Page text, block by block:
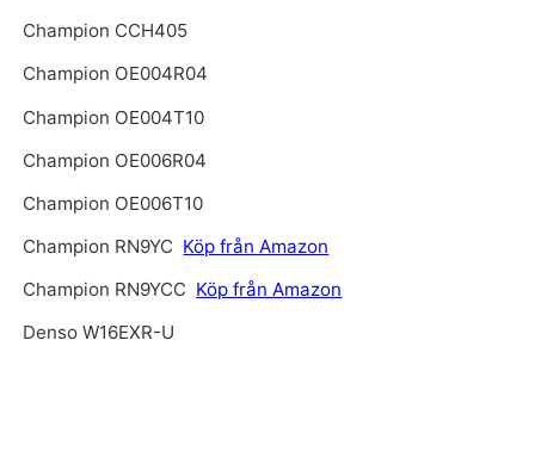
Champion CCH405
Champion OE004R04
Champion OE004T10
Champion OE006R04
Champion OE006T10
Champion RN9YC Köp från Amazon
Champion RN9YCC Köp från Amazon
Denso W16EXR-U